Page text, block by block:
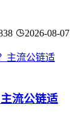
2026-08-07
流公链适